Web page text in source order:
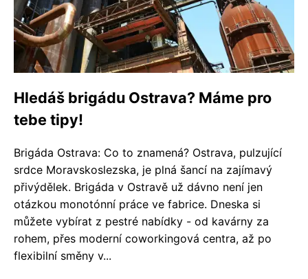
Hledáš brigádu Ostrava? Máme pro
tebe tipy!
Brigáda Ostrava: Co to znamená? Ostrava, pulzující
srdce Moravskoslezska, je plná šancí na zajímavý
přivýdělek. Brigáda v Ostravě už dávno není jen
otázkou monotónní práce ve fabrice. Dneska si
můžete vybírat z pestré nabídky - od kavárny za
rohem, přes moderní coworkingová centra, až po
flexibilní směny v...